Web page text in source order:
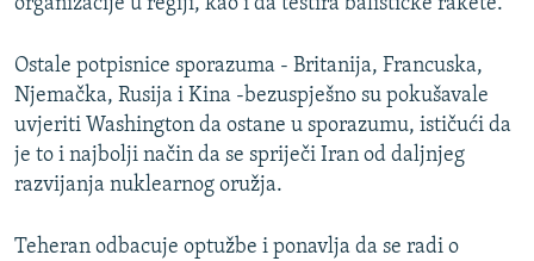
organizacije u regiji, kao i da testira balističke rakete.
Ostale potpisnice sporazuma - Britanija, Francuska,
Njemačka, Rusija i Kina -bezuspješno su pokušavale
uvjeriti Washington da ostane u sporazumu, ističući da
je to i najbolji način da se spriječi Iran od daljnjeg
razvijanja nuklearnog oružja.
Teheran odbacuje optužbe i ponavlja da se radi o